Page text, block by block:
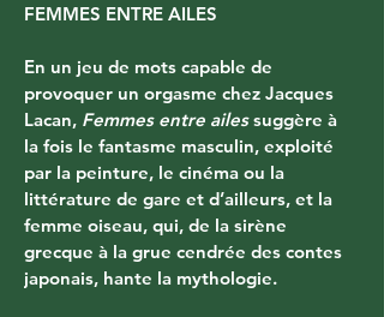
FEMMES ENTRE AILES
En un jeu de mots capable de
provoquer un orgasme chez Jacques
Lacan, Femmes entre ailes suggère à
la fois le fantasme masculin, exploité
par la peinture, le cinéma ou la
littérature de gare et d’ailleurs, et la
femme oiseau, qui, de la sirène
grecque à la grue cendrée des contes
japonais, hante la mythologie.